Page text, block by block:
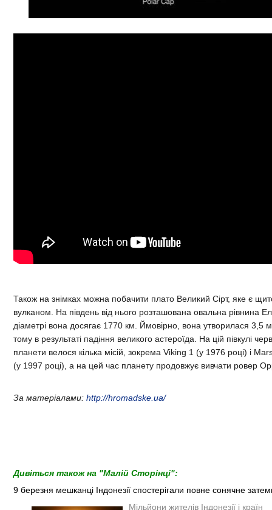
Також на знімках можна побачити плато Великий Сірт, яке є
вулканом. На південь від нього розташована овальна рівнина
діаметрі вона досягає 1770 км. Ймовірно, вона утворилася 3,5
тому в результаті падіння великого астероїда. На цій півкулі
планети велося кілька місій, зокрема Viking 1 (у 1976 році) і
(у 1997 році), а на цей час планету продовжує вивчати ровер
За матеріалами: http://hromadske.ua/
Дивіться також на "Малій Сторінці":
9 березня мешканці Індонезії спостерігали повне сонячне
Мільйони жителів Індонезії і країн